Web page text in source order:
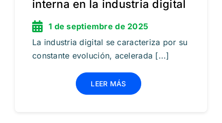
interna en la industria digital
1 de septiembre de 2025
La industria digital se caracteriza por su
constante evolución, acelerada [...]
LEER MÁS